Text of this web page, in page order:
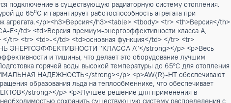
h2> <p>Тепловой насос AW-HT представляет собой
Допускается подключение в существующую радиаторную
температурой до 65⁰С и гарантирует работоспособность
монтаж агрегата.</p><h3>Версия</h3><table> <tbody>
<td>LN-CA-E</td> <td>Версия премиум-